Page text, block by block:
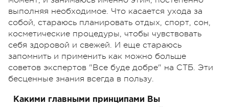
выполняя необходимое. Что касается ухода за
собой, стараюсь планировать отдых, спорт, сон,
косметические процедуры, чтобы чувствовать
себя здоровой и свежей. И еще стараюсь
запомнить и применить как можно больше
советов экспертов "Все буде добре" на СТБ. Эти
бесценные знания всегда в пользу.
Какими главными принципами Вы